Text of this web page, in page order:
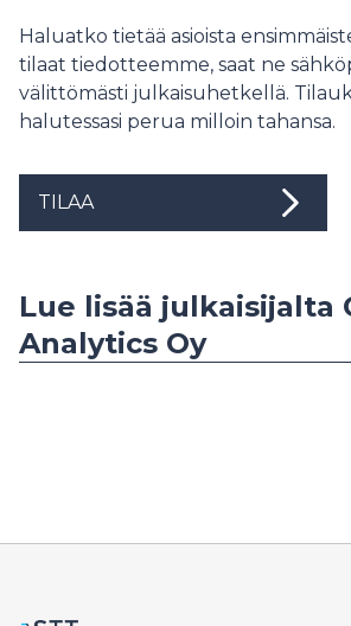
Haluatko tietää asioista
tilaat tiedotteemme, saat ne
välittömästi julkaisuhetkellä.
halutessasi perua milloin tahansa.
TILAA
Lue lisää julkaisijalta
Analytics Oy